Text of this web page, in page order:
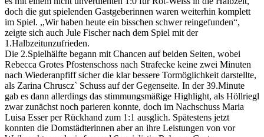
doch die gut spielenden Gastgeberinnen waren weiterhin komplett
im Spiel. ,,Wir haben heute ein bisschen schwer reingefunden“,
zeigte sich auch Jule Fischer nach dem Spiel mit der
1.Halbzeitunzufrieden.
Die 2.Spielhälfte begann mit Chancen auf beiden Seiten, wobei
Rebecca Grotes Pfostenschoss nach Strafecke keine zwei Minuten
nach Wiederanpfiffsicher die klar bessere Tormöglichkeit darstellte,
als Zarina Chruscz` Schuss auf der Gegenseite. In der 39.Minute
gab es dann allerdings das stimmungsmäßige Highlight, als Höllriegl
zwar zunächst noch parieren konnte, doch im Nachschuss Maria
Luisa Esser per Rückhand zum 1:1 ausglich. Spätestens jetzt
konnten die Domstädterinnen aber an ihre Leistungen von vor